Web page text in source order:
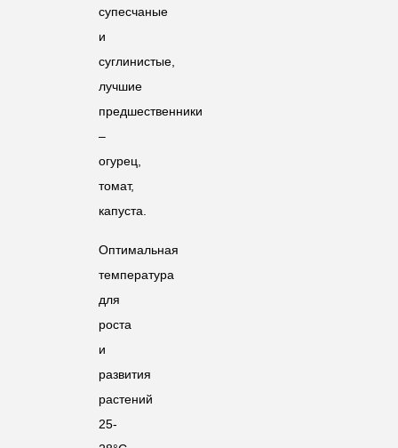
супесчаные
и
суглинистые,
лучшие
предшественники
–
огурец,
томат,
капуста.
Оптимальная
температура
для
роста
и
развития
растений
25-